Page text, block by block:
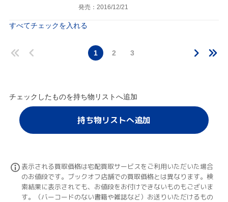
発売：2016/12/21
すべてチェックを入れる
1 2 3
チェックしたものを持ち物リストへ追加
持ち物リストへ追加
表示される買取価格は宅配買取サービスをご利用いただいた場合
のお値段です。ブックオフ店舗での買取価格とは異なります。検
索結果に表示されても、お値段をお付けできないものもございま
す。（バーコードのない書籍や雑誌など）お送りいただけるもの